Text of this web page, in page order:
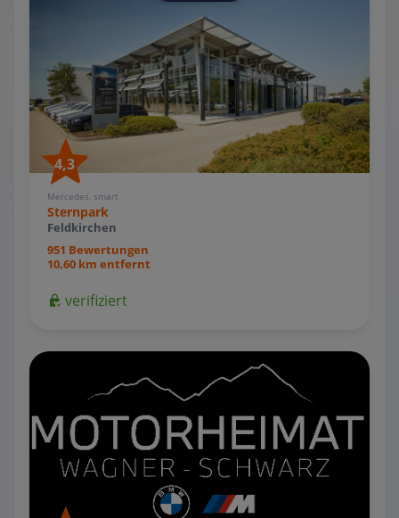
4,3
Mercedes, smart
Sternpark
Feldkirchen
951 Bewertungen
10,60 km entfernt
verifiziert